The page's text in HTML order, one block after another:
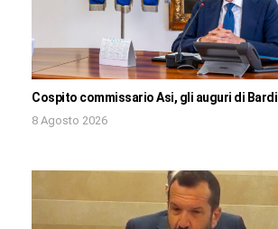
Cospito commissario Asi, gli auguri di Bardi
8 Agosto 2026